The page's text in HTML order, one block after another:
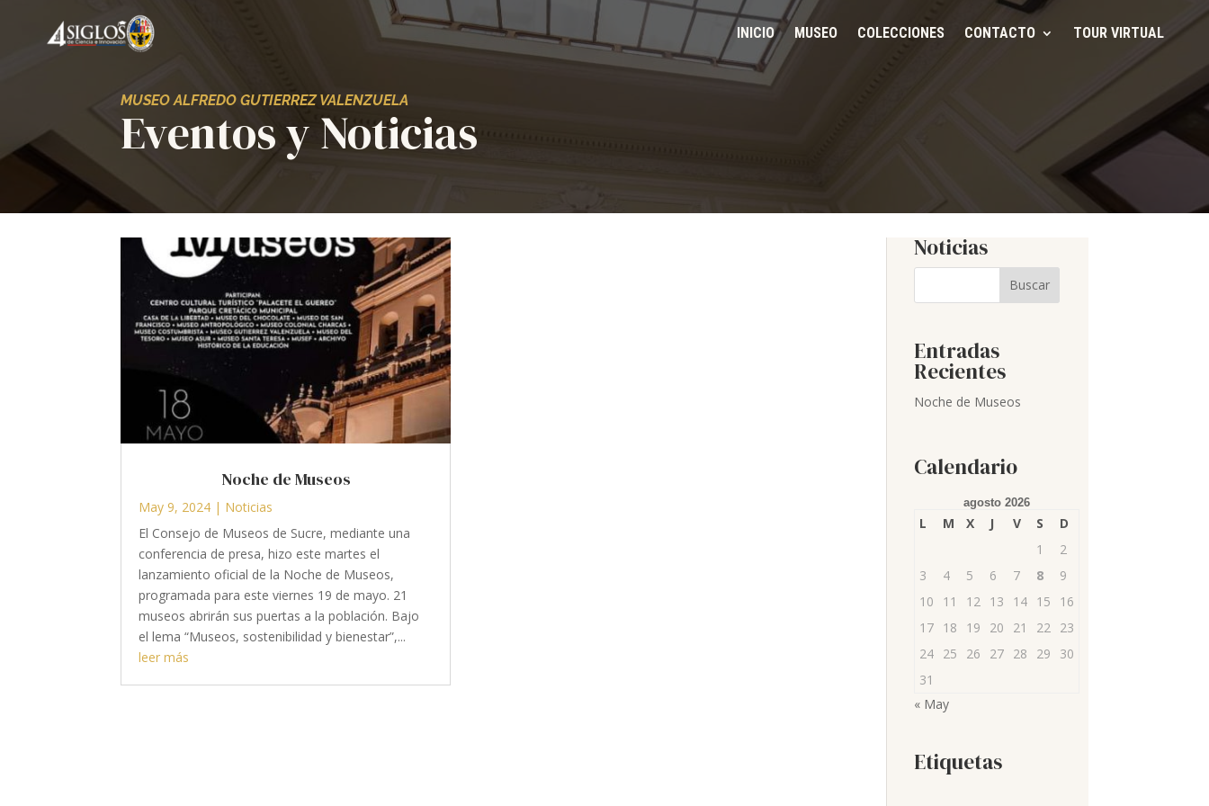
INICIO MUSEO COLECCIONES CONTACTO TOUR VIRTUAL
MUSEOALFREDO GUTIERREZ VALENZUELA
Eventos y Noticias
Noche de Museos
May 9, 2024 | Noticias
El Consejo de Museos de Sucre, mediante una
conferencia de presa, hizo este martes el
lanzamiento oficial de la Noche de Museos,
programada para este viernes 19 de mayo. 21
museos abrirán sus puertas a la población. Bajo
el lema “Museos, sostenibilidad y bienestar”,...
leer más
Noticias
Buscar
Entradas
Recientes
Noche de Museos
Calendario
agosto 2026
L M X J V S
D
1
2
3
4 5 6 7 8
9
10
11 12 13 14 15
16
17 18 19 20 21 22
23
24 25 26 27 28 29
30
31
« May
Etiquetas